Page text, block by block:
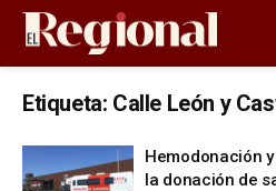
Etiqueta: Calle León y
Hemodonación
la donación de